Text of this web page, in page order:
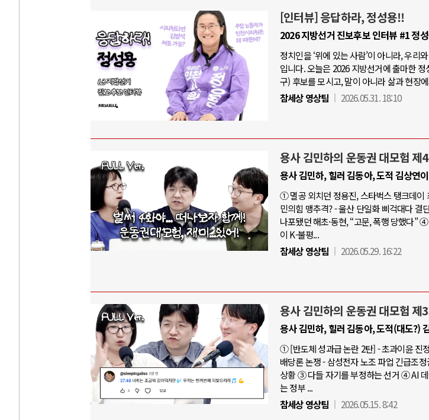
[인터뷰] 응답하라, 정성용!!
2026 지방선거 진보후보 인터뷰 #1 정
정치인을 ‘위에 있는 사람’이 아니라, 우리
입니다. 오늘은 2026 지방선거에 출마한
구) 후보를 모시고, 말이 아니라 삶과 현장
참세상 영상팀
2026.05.31. 18:10
용사 김민하의 운동권 대모험 제
용사 김민하, 힐러 김동아, 도적 김상연
① 멸공 외치던 정용진, 스타벅스 탱크데
민의힘 맹추격? - 울산 단일화 삐걱대다
나포됐던 해초·동현, “고문, 폭행 당했다”
이 K-불평...
참세상 영상팀
2026.05.29. 16:22
용사 김민하의 운동권 대모험 제
용사 김민하, 힐러 김동아, 도적(대도?)
① [반도체 성과급 논란 2탄] - 초과이윤 진
배당론 논쟁 - 삼성전자 노조 파업 긴급조
상황 ③ 다들 자기를 부정하는 선거 ④ AI
는 정부 ...
참세상 영상팀
2026.05.15. 8:42